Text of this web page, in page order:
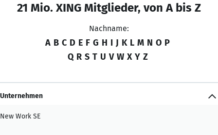
21 Mio. XING Mitglieder, von A bis Z
Nachname:
A B C D E F G H I J K L M N O P
Q R S T U V W X Y Z
Unternehmen
New Work SE